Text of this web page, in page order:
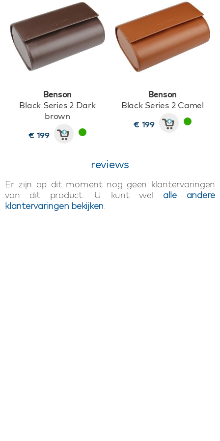
Benson
Black Series 2 Dark
brown
€ 199
Benson
Black Series 2 Camel
€ 199
reviews
Er zijn op dit moment nog geen klantervaringen
van dit product. U kunt wel alle andere
klantervaringen bekijken.